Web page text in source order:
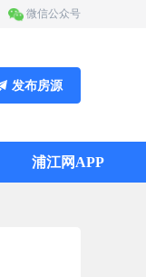
微信公众号
发布房源
浦江网APP